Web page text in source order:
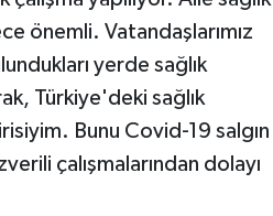
önemli. Vatandaşlarımız
yerde sağlık
Türkiye'deki sağlık
Bunu Covid-19 salgın
çalışmalarından dolayı